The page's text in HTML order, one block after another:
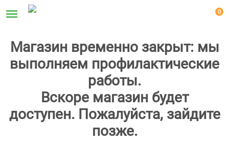
0
Магазин временно закрыт: мы
выполняем профилактические
работы.
Вскоре магазин будет
доступен. Пожалуйста, зайдите
позже.